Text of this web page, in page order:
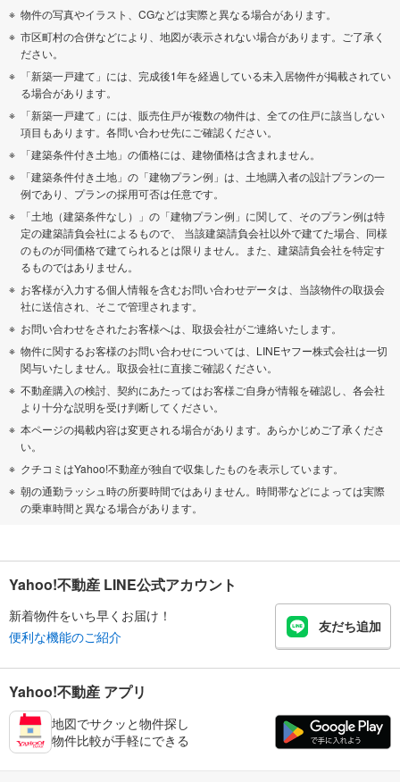
物件の写真やイラスト、CGなどは実際と異なる場合があります。
市区町村の合併などにより、地図が表示されない場合があります。ご了承く
ださい。
「新築一戸建て」には、完成後1年を経過している未入居物件が掲載されてい
る場合があります。
「新築一戸建て」には、販売住戸が複数の物件は、全ての住戸に該当しない
項目もあります。各問い合わせ先にご確認ください。
「建築条件付き土地」の価格には、建物価格は含まれません。
「建築条件付き土地」の「建物プラン例」は、土地購入者の設計プランの一
例であり、プランの採用可否は任意です。
「土地（建築条件なし）」の「建物プラン例」に関して、そのプラン例は特
定の建築請負会社によるもので、 当該建築請負会社以外で建てた場合、同様
のものが同価格で建てられるとは限りません。また、建築請負会社を特定す
るものではありません。
お客様が入力する個人情報を含むお問い合わせデータは、当該物件の取扱会
社に送信され、そこで管理されます。
お問い合わせをされたお客様へは、取扱会社がご連絡いたします。
物件に関するお客様のお問い合わせについては、LINEヤフー株式会社は一切
関与いたしません。取扱会社に直接ご確認ください。
不動産購入の検討、契約にあたってはお客様ご自身が情報を確認し、各会社
より十分な説明を受け判断してください。
本ページの掲載内容は変更される場合があります。あらかじめご了承くださ
い。
クチコミはYahoo!不動産が独自で収集したものを表示しています。
朝の通勤ラッシュ時の所要時間ではありません。時間帯などによっては実際
の乗車時間と異なる場合があります。
Yahoo!不動産 LINE公式アカウント
新着物件をいち早くお届け！
便利な機能のご紹介
友だち追加
Yahoo!不動産 アプリ
地図でサクッと物件探し
物件比較が手軽にできる